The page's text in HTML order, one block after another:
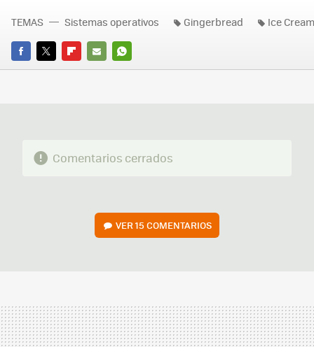
FACEBOOK
TWITTERFLIPBOARD
E-
WHATSAPP
TEMAS Sistemas operativos Gingerbread Ice Cream
Comentarios cerrados
VER15 COMENTARIOS